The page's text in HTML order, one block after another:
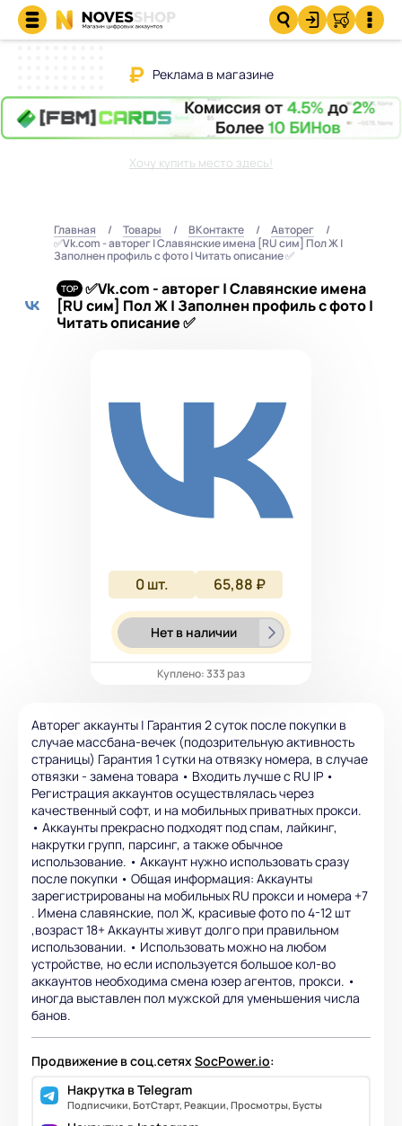
Реклама в магазине
Хочу купить место здесь!
Главная Товары ВКонтакте
Авторег
✅Vk.com - авторег | Славянские имена [RU сим] Пол Ж |
Заполнен профиль с фото | Читать описание ✅
✅Vk.com - авторег | Славянские имена
[RU сим] Пол Ж | Заполнен профиль с фото |
Читать описание ✅
0шт. 65,88 ₽
Нет в наличии
Куплено: 333 раз
Авторег аккаунты | Гарантия 2 суток после покупки в
случае массбана-вечек (подозрительную активность
страницы) Гарантия 1 сутки на отвязку номера, в случае
отвязки - замена товара • Входить лучше с RU IP •
Регистрация аккаунтов осуществлялась через
качественный софт, и на мобильных приватных прокси.
• Аккаунты прекрасно подходят под спам, лайкинг,
накрутки групп, парсинг, а также обычное
использование. • Аккаунт нужно использовать сразу
после покупки • Общая информация: Аккаунты
зарегистрированы на мобильных RU прокси и номера +7
. Имена славянские, пол Ж, красивые фото по 4-12 шт
,возраст 18+ Аккаунты живут долго при правильном
использовании. • Использовать можно на любом
устройстве, но если используется большое кол-во
аккаунтов необходима смена юзер агентов, прокси. •
иногда выставлен пол мужской для уменьшения числа
банов.
Продвижение в соц.сетяхSocPower.io:
Накрутка в Telegram
Подписчики, БотСтарт, Реакции, Просмотры, Бусты